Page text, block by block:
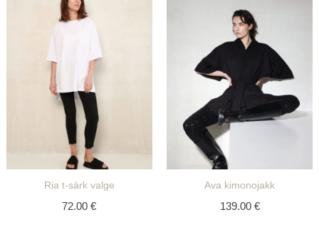
Ria t-särk valge
72.00€
Ava kimonojakk
139.00 €